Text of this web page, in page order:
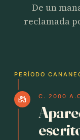
De un
reclamada
PERÍODO
castle C. 2000